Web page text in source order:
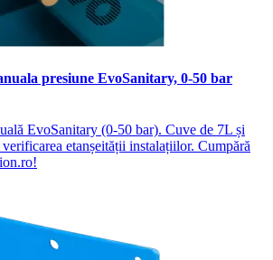
presiune EvoSanitary, 0-50 bar
EvoSanitary (0-50 bar). Cuve de 7L și
etanșeității instalațiilor. Cumpără